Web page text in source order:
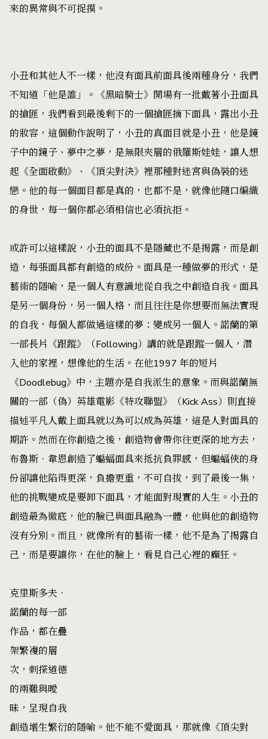
來的異常與不可捉摸。
小丑和其他人不一樣，他沒有面具前面具後兩種身分，我們
不知道「他是誰」。《黑暗騎士》開場有一批戴著小丑面具
的搶匪，我們看到最後剩下的一個搶匪摘下面具，露出小丑
的妝容，這個動作說明了，小丑的真面目就是小丑，他是鏡
子中的鏡子、夢中之夢，是無限夾層的俄羅斯娃娃，讓人想
起《全面啟動》、《頂尖對決》裡那種對迷宮與偽裝的迷
戀。他的每一個面目都是真的，也都不是，就像他隨口編織
的身世，每一個你都必須相信也必須抗拒。
或許可以這樣說，小丑的面具不是隱藏也不是揭露，而是創
造，每張面具都有創造的成份。面具是一種做夢的形式，是
藝術的隱喻，是一個人有意識地從自我之中創造自我。面具
是另一個身份，另一個人格，而且往往是你想要而無法實現
的自我，每個人都做過這樣的夢：變成另一個人。諾蘭的第
一部長片《跟蹤》（Following）講的就是跟蹤一個人，潛
入他的家裡，想像他的生活。在他1997 年的短片
《Doodlebug》中，主題亦是自我派生的意象。而與諾蘭無
關的一部（偽）英雄電影《特攻聯盟》（Kick Ass）則直接
描述平凡人戴上面具就以為可以成為英雄，這是人對面具的
期許。然而在你創造之後，創造物會帶你往更深的地方去，
布魯斯．韋恩創造了蝙蝠面具來抵抗負罪感，但蝙蝠俠的身
份卻讓他陷得更深，負擔更重，不可自拔，到了最後一集，
他的挑戰變成是要卸下面具，才能面對現實的人生。小丑的
創造最為徹底，他的臉已與面具融為一體，他與他的創造物
沒有分別。而且，就像所有的藝術一樣，他不是為了揭露自
己，而是要讓你，在他的臉上，看見自己心裡的癲狂。
克里斯多夫．
諾蘭的每一部
作品，都在疊
架繁複的層
次，刺探道德
的兩難與曖
昧，呈現自我
創造增生繁衍的隱喻。他不能不愛面具，那就像《頂尖對